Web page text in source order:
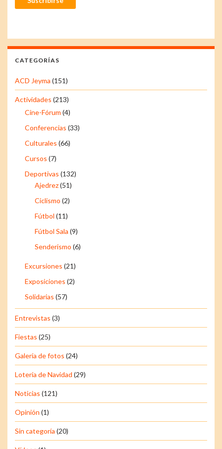
CATEGORÍAS
ACD Jeyma (151)
Actividades (213)
Cine-Fórum (4)
Conferencias (33)
Culturales (66)
Cursos (7)
Deportivas (132)
Ajedrez(51)
Ciclismo (2)
Fútbol (11)
Fútbol Sala (9)
Senderismo (6)
Excursiones (21)
Exposiciones (2)
Solidarias (57)
Entrevistas (3)
Fiestas (25)
Galería de fotos (24)
Lotería de Navidad (29)
Noticias (121)
Opinión (1)
Sin categoría (20)